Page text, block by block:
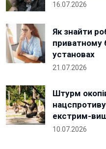
16.07.2026
Як знайти
приватному
установах
21.07.2026
Штурм
екстрим-
10.07.2026